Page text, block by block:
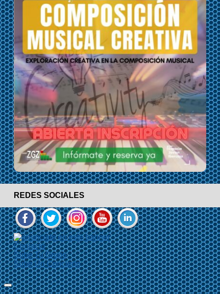
REDES SOCIALES
Contacto
Sube Tu Grupo
Sube Un Concierto